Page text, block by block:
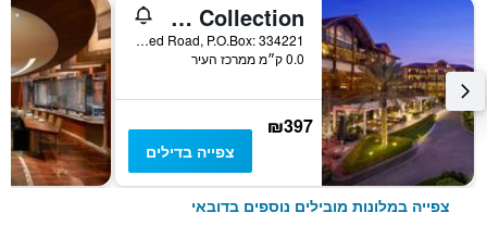
Lapita, Dubai Parks and Resorts, Autograph Collection
Dubai Parks & Resorts, Sheikh Zayed Road, P.O.Box: 334221, דובאי, איחוד האמירויות הערביות
0.0 ק״מ ממרכז העיר
₪397
צפייה בדילים
צפייה במלונות מובילים נוספים בדובאי